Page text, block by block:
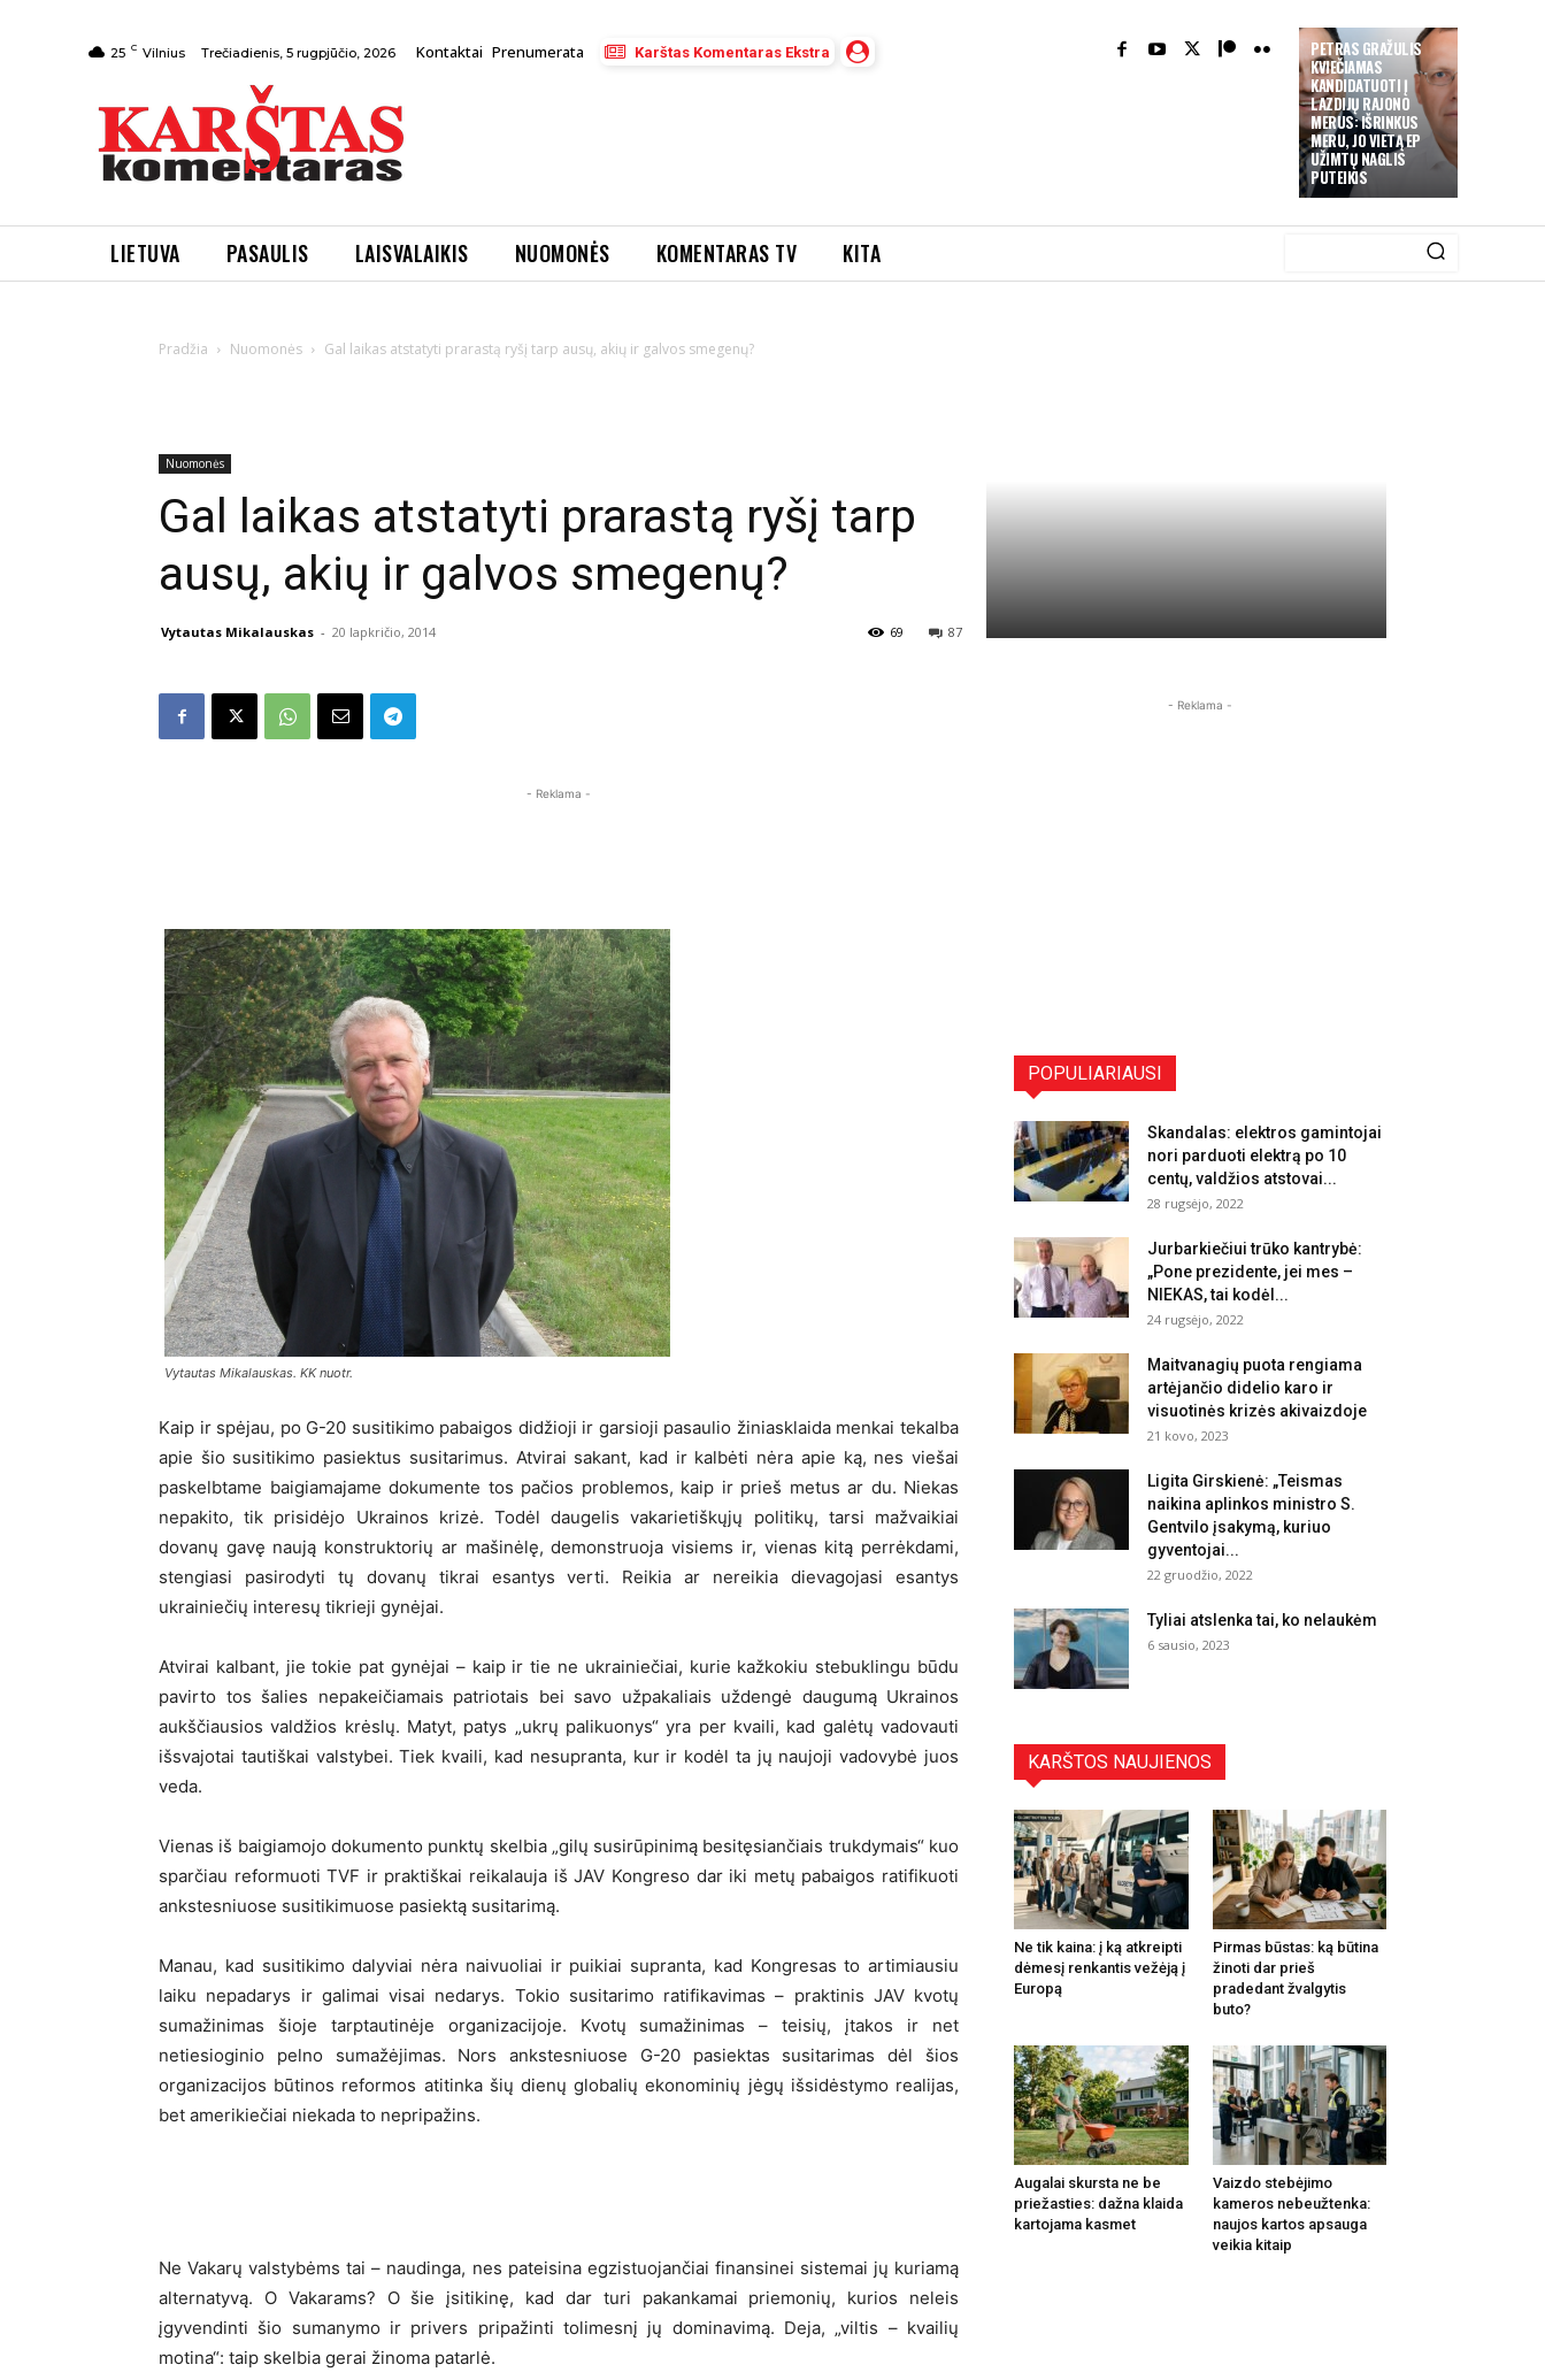
PETRAS GRAŽULIS
KVIEČIAMAS
KANDIDATUOTI Į
LAZDIJŲ RAJONO
MERUS: IŠRINKUS
MERU, JO VIETĄ EP
UŽIMTŲ NAGLIS
PUTEIKIS
25 C Vilnius Trečiadienis, 5 rugpjūčio, 2026 Kontaktai Prenumerata Karštas Komentaras Ekstra
LIETUVA PASAULIS LAISVALAIKIS NUOMONĖS KOMENTARAS TV KITA
Pradžia Nuomonės Gal laikas atstatyti prarastą ryšį tarp ausų, akių ir galvos smegenų?
Nuomonės
Gal laikas atstatyti prarastą ryšį tarp
ausų, akių ir galvos smegenų?
Vytautas Mikalauskas - 20 lapkričio, 2014 87
69
- Reklama -
Vytautas Mikalauskas. KK nuotr.
Kaip ir spėjau, po G-20 susitikimo pabaigos didžioji ir garsioji pasaulio žiniasklaida menkai tekalba
apie šio susitikimo pasiektus susitarimus. Atvirai sakant, kad ir kalbėti nėra apie ką, nes viešai
paskelbtame baigiamajame dokumente tos pačios problemos, kaip ir prieš metus ar du. Niekas
nepakito, tik prisidėjo Ukrainos krizė. Todėl daugelis vakarietiškųjų politikų, tarsi mažvaikiai
dovanų gavę naują konstruktorių ar mašinėlę, demonstruoja visiems ir, vienas kitą perrėkdami,
stengiasi pasirodyti tų dovanų tikrai esantys verti. Reikia ar nereikia dievagojasi esantys
ukrainiečių interesų tikrieji gynėjai.
Atvirai kalbant, jie tokie pat gynėjai – kaip ir tie ne ukrainiečiai, kurie kažkokiu stebuklingu būdu
pavirto tos šalies nepakeičiamais patriotais bei savo užpakaliais uždengė daugumą Ukrainos
aukščiausios valdžios krėslų. Matyt, patys „ukrų palikuonys“ yra per kvaili, kad galėtų vadovauti
išsvajotai tautiškai valstybei. Tiek kvaili, kad nesupranta, kur ir kodėl ta jų naujoji vadovybė juos
veda.
Vienas iš baigiamojo dokumento punktų skelbia „gilų susirūpinimą besitęsiančiais trukdymais“ kuo
sparčiau reformuoti TVF ir praktiškai reikalauja iš JAV Kongreso dar iki metų pabaigos ratifikuoti
ankstesniuose susitikimuose pasiektą susitarimą.
Manau, kad susitikimo dalyviai nėra naivuoliai ir puikiai supranta, kad Kongresas to artimiausiu
laiku nepadarys ir galimai visai nedarys. Tokio susitarimo ratifikavimas – praktinis JAV kvotų
sumažinimas šioje tarptautinėje organizacijoje. Kvotų sumažinimas – teisių, įtakos ir net
netiesioginio pelno sumažėjimas. Nors ankstesniuose G-20 pasiektas susitarimas dėl šios
organizacijos būtinos reformos atitinka šių dienų globalių ekonominių jėgų išsidėstymo realijas,
bet amerikiečiai niekada to nepripažins.
Ne Vakarų valstybėms tai – naudinga, nes pateisina egzistuojančiai finansinei sistemai jų kuriamą
alternatyvą. O Vakarams? O šie įsitikinę, kad dar turi pakankamai priemonių, kurios neleis
įgyvendinti šio sumanymo ir privers pripažinti tolimesnį jų dominavimą. Deja, „viltis – kvailių
motina“: taip skelbia gerai žinoma patarlė.
- Reklama -
POPULIARIAUSI
Skandalas: elektros gamintojai
nori parduoti elektrą po 10
centų, valdžios atstovai...
28 rugsėjo, 2022
Jurbarkiečiui trūko kantrybė:
„Pone prezidente, jei mes –
NIEKAS, tai kodėl...
24 rugsėjo, 2022
Maitvanagių puota rengiama
artėjančio didelio karo ir
visuotinės krizės akivaizdoje
21 kovo, 2023
Ligita Girskienė: „Teismas
naikina aplinkos ministro S.
Gentvilo įsakymą, kuriuo
gyventojai...
22 gruodžio, 2022
Tyliai atslenka tai, ko nelaukėm
6 sausio, 2023
KARŠTOS NAUJIENOS
Ne tik kaina: į ką atkreipti
dėmesį renkantis vežėją į
Europą
Pirmas būstas: ką būtina
žinoti dar prieš
pradedant žvalgytis
buto?
Augalai skursta ne be
priežasties: dažna klaida
kartojama kasmet
Vaizdo stebėjimo
kameros nebeužtenka:
naujos kartos apsauga
veikia kitaip